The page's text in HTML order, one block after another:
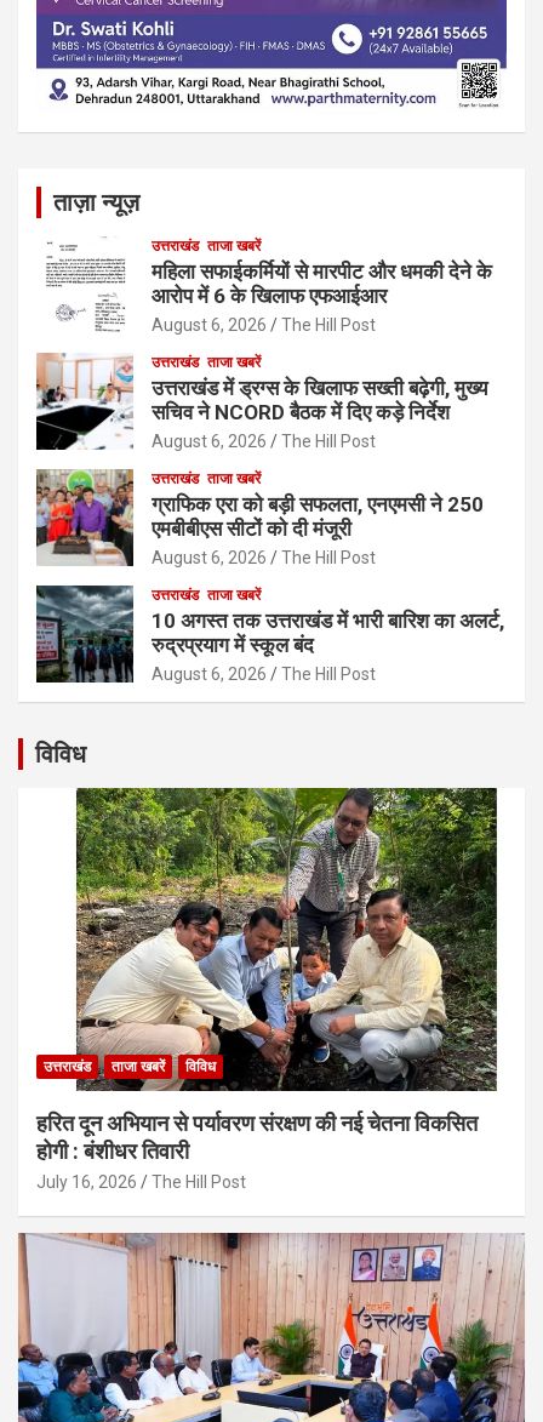
ताज़ा न्यूज़
उत्तराखंड ताजा खबरें
महिला सफाईकर्मियों से मारपीट और धमकी देने के
आरोप में 6 के खिलाफ एफआईआर
August 6, 2026 The Hill Post
उत्तराखंड ताजा खबरें
उत्तराखंड में ड्रग्स के खिलाफ सख्ती बढ़ेगी, मुख्य
सचिव ने NCORD बैठक में दिए कड़े निर्देश
August 6, 2026 The Hill Post
उत्तराखंड ताजा खबरें
ग्राफिक एरा को बड़ी सफलता, एनएमसी ने 250
एमबीबीएस सीटों को दी मंजूरी
August 6, 2026 The Hill Post
उत्तराखंड ताजा खबरें
10 अगस्त तक उत्तराखंड में भारी बारिश का अलर्ट,
रुद्रप्रयाग में स्कूल बंद
August 6, 2026 The Hill Post
विविध
उत्तराखंड ताजा खबरें विविध
हरित दून अभियान से पर्यावरण संरक्षण की नई चेतना विकसित
होगी : बंशीधर तिवारी
July 16, 2026 The Hill Post